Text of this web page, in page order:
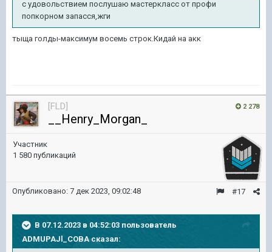
с удовольствием послушаю мастеркласс от профи
попкорном запасся,жги
тыща голды-максимум восемь строк.Кидай на акк
2 278
[FLD]
__Henry_Morgan_
Участник
1 580 публикаций
#17
Опубликовано: 7 дек 2023, 09:02:48
В 07.12.2023 в 04:52:03 пользователь
ADMUPAJl_COBAсказал: